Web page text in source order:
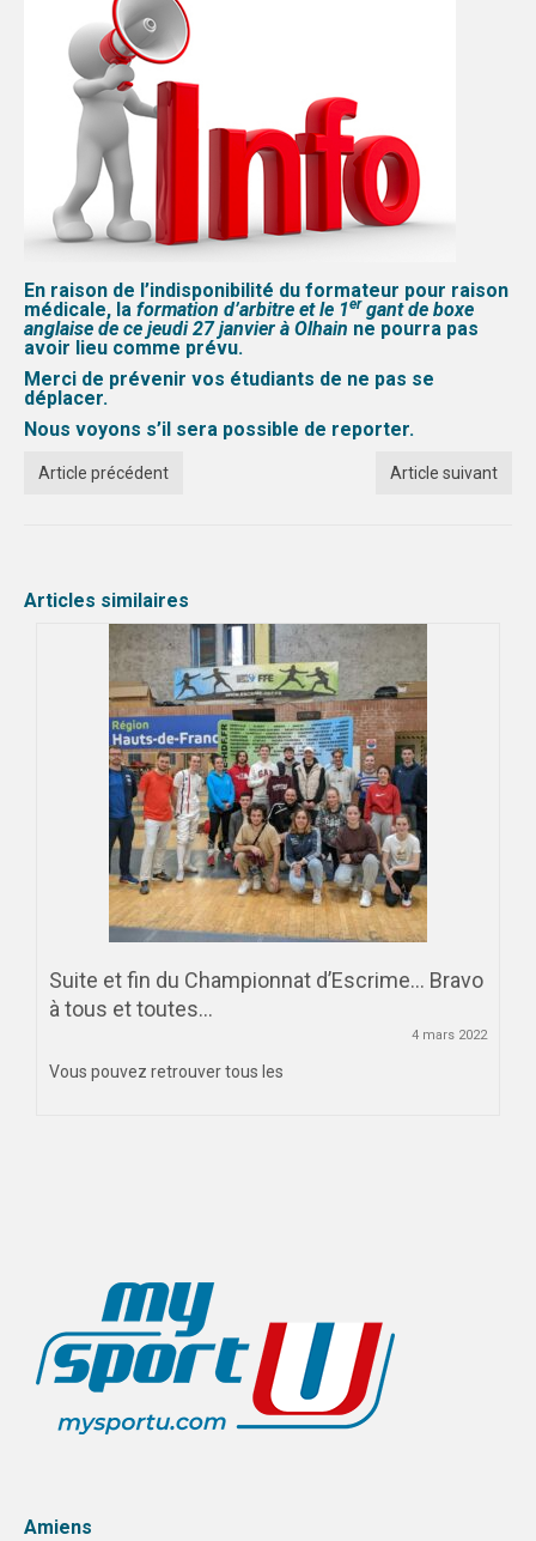
FORMATION
COMMUNICATION
CHAMPIONNATS DE FRANCE
PHOTOTHÈQUE
AMIENS
LILLE
VIDÉOTHÈQUE
LOGOTHÈQUE
AFFICHES
PALMARÈS
En raison de l’indisponibilité du formateur pour raison
médicale, la formation d’arbitre et le 1ergant de boxe
anglaise de ce jeudi 27 janvier à Olhain ne pourra pas
avoir lieu comme prévu.
Merci de prévenir vos étudiants de ne pas se
déplacer.
Nous voyons s’il sera possible de reporter.
Article précédent Article suivant
Articles similaires
Suite et fin du Championnat d’Escrime… Bravo
à tous et toutes…
4 mars 2022
Vous pouvez retrouver tous les
Amiens